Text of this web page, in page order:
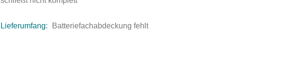
Lieferumfang: Batteriefachabdeckung fehlt